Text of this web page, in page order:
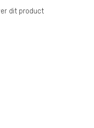
dit product